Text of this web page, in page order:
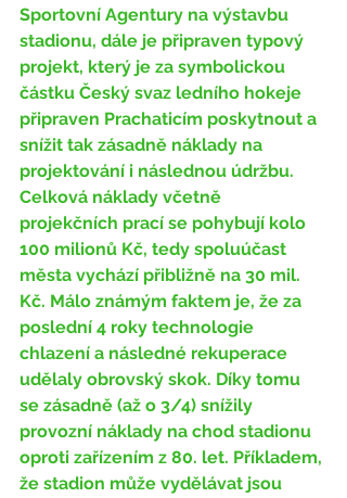
Sportovní Agentury na výstavbu
stadionu, dále je připraven typový
projekt, který je za symbolickou
částku Český svaz ledního hokeje
připraven Prachaticím poskytnout a
snížit tak zásadně náklady na
projektování i následnou údržbu.
Celková náklady včetně
projekčních prací se pohybují kolo
100 milionů Kč, tedy spoluúčast
města vychází přibližně na 30 mil.
Kč. Málo známým faktem je, že za
poslední 4 roky technologie
chlazení a následné rekuperace
udělaly obrovský skok. Díky tomu
se zásadně (až o 3/4) snížily
provozní náklady na chod stadionu
oproti zařízením z 80. let. Příkladem,
že stadion může vydělávat jsou